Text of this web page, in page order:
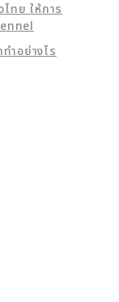
ทย ให้การ
ำอย่างไร